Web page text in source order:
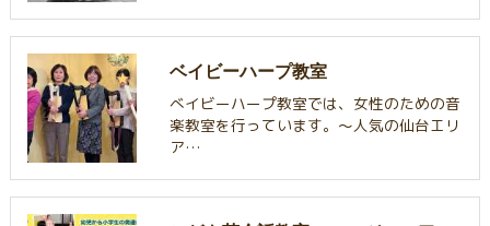
ベイビーハープ教室
べイビーハープ教室では、女性のための音
楽教室を行っています。〜人気の仙台エリ
ア…